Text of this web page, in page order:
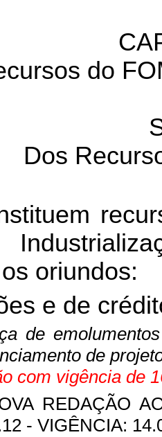
do
Dos
oriundos:
e de
de
de
com vigência de
REDAÇÃO
- VIGÊNCIA: